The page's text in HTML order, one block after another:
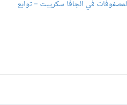
في الجافا سكريبت – توابع